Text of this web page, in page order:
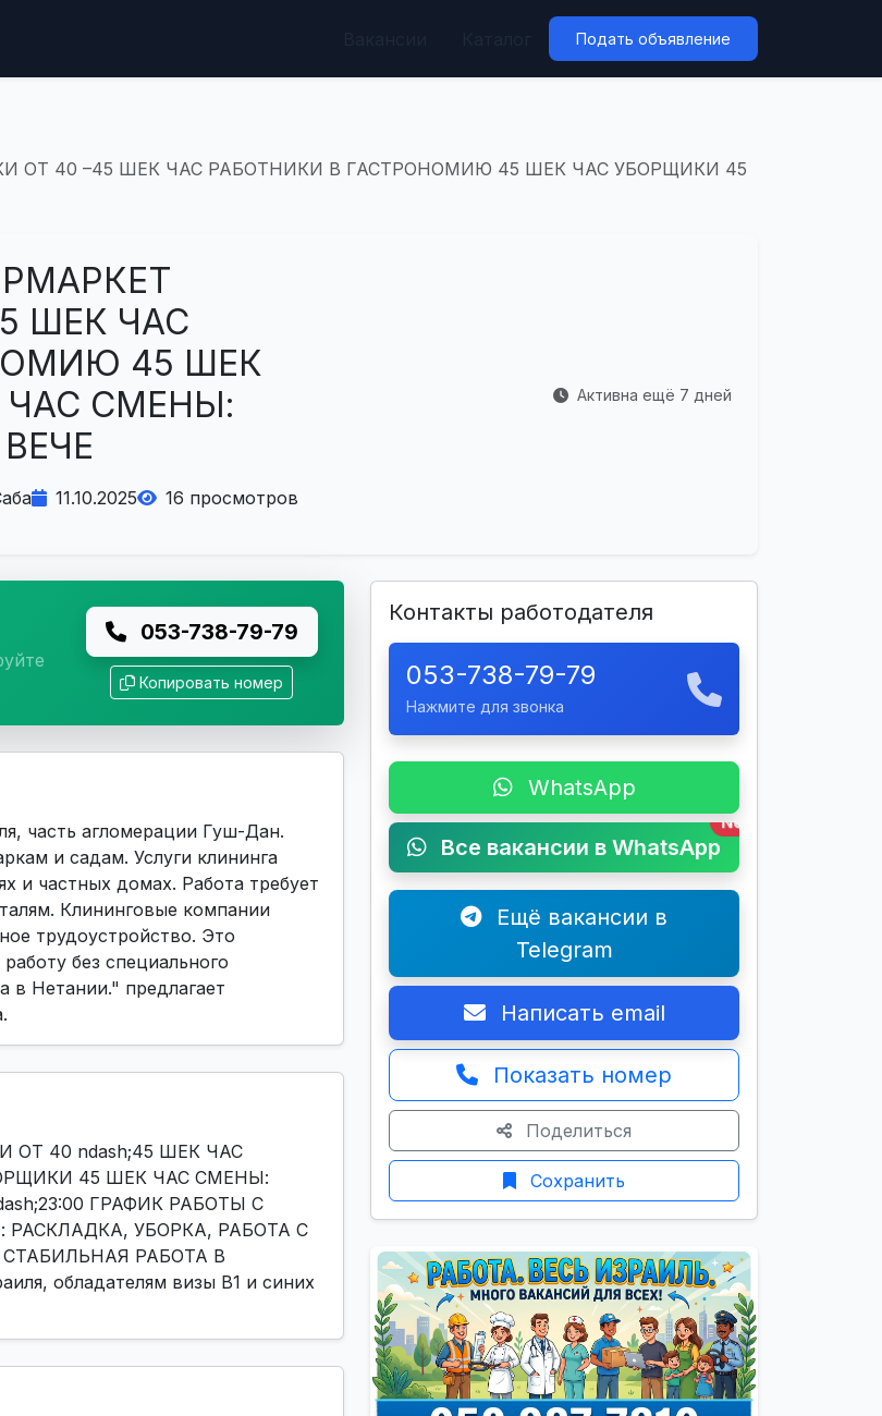
Подать объявление
40 –45 ШЕК ЧАС РАБОТНИКИ В ГАСТРОНОМИЮ 45 ШЕК ЧАС УБОРЩИКИ 45
ШЕК ЧАС
45 ШЕК
СМЕНЫ:
11.10.2025 16 просмотров
Активна ещё 7 дней
053-738-79-79
Копировать номер
часть агломерации Гуш-Дан.
и садам. Услуги клининга
и частных домах. Работа требует
Клининговые компании
трудоустройство. Это
без специального
в Нетании." предлагает
40 ndash;45 ШЕК ЧАС
45 ШЕК ЧАС СМЕНЫ:
ГРАФИК РАБОТЫ С
УБОРКА, РАБОТА С
РАБОТА В
обладателям визы B1 и синих
Контакты работодателя
053-738-79-79
Нажмите для звонка
WhatsApp
Все вакансии в WhatsApp
New
Ещё вакансии в
Telegram
Написать email
Показать номер
Поделиться
Сохранить